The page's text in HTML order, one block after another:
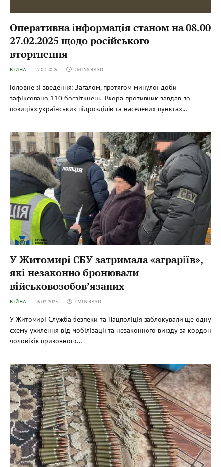
Оперативна інформація станом на 08.00
27.02.2025 щодо російського
вторгнення
ВІЙНА 27.02.2025 2 MINS READ
Головне зі зведення: Загалом, протягом минулої доби
зафіксовано 110 боєзіткнень. Вчора противник завдав по
позиціях українських підрозділів та населених пунктах…
У Житомирі СБУ затримала «аграріїв»,
які незаконно бронювали
військовозобов’язаних
ВІЙНА 26.02.2025 1 MIN READ
У Житомирі Служба безпеки та Нацполіція заблокували ще одну
схему ухилення від мобілізації та незаконного виїзду за кордон
чоловіків призовного…